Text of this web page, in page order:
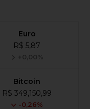
Euro
R$ 5,87
+0,00%
Bitcoin
R$ 349,150,99
-0,26%